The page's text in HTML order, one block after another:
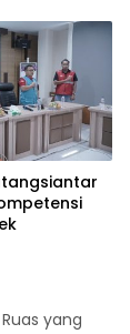
Scoliosis
Ruas yang